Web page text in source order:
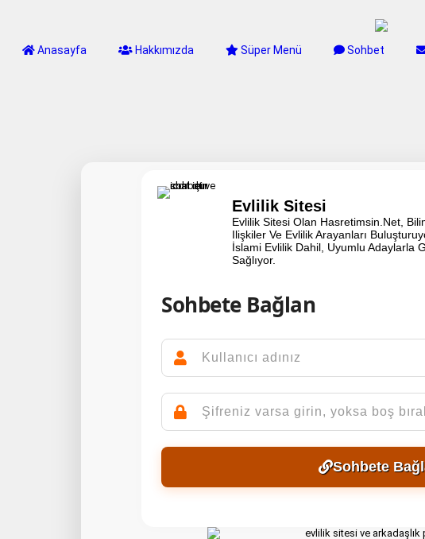
Anasayfa Hakkımızda Süper Menü Sohbet
Evlilik Sitesi
Evlilik Sitesi Olan Hasretimsin.Net,
Ilişkiler Ve Evlilik Arayanları
İslami Evlilik Dahil, Uyumlu Adaylarla
Sağlıyor.
Sohbete Bağlan
Sohbete